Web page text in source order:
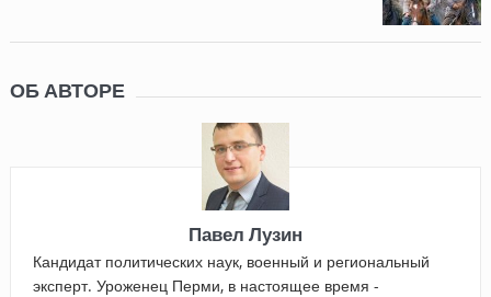
ОБ АВТОРЕ
Павел Лузин
Кандидат политических наук, военный и региональный
эксперт. Уроженец Перми, в настоящее время -